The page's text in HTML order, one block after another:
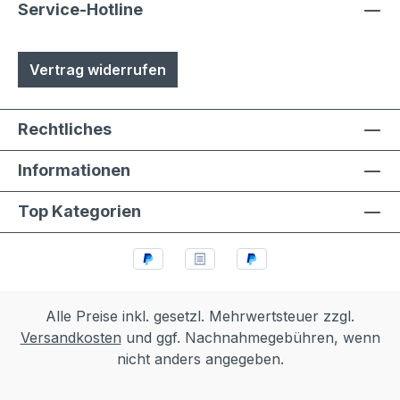
Service-Hotline
Vertrag widerrufen
Rechtliches
Informationen
Top Kategorien
Alle Preise inkl. gesetzl. Mehrwertsteuer zzgl.
Versandkosten und ggf. Nachnahmegebühren, wenn
nicht anders angegeben.